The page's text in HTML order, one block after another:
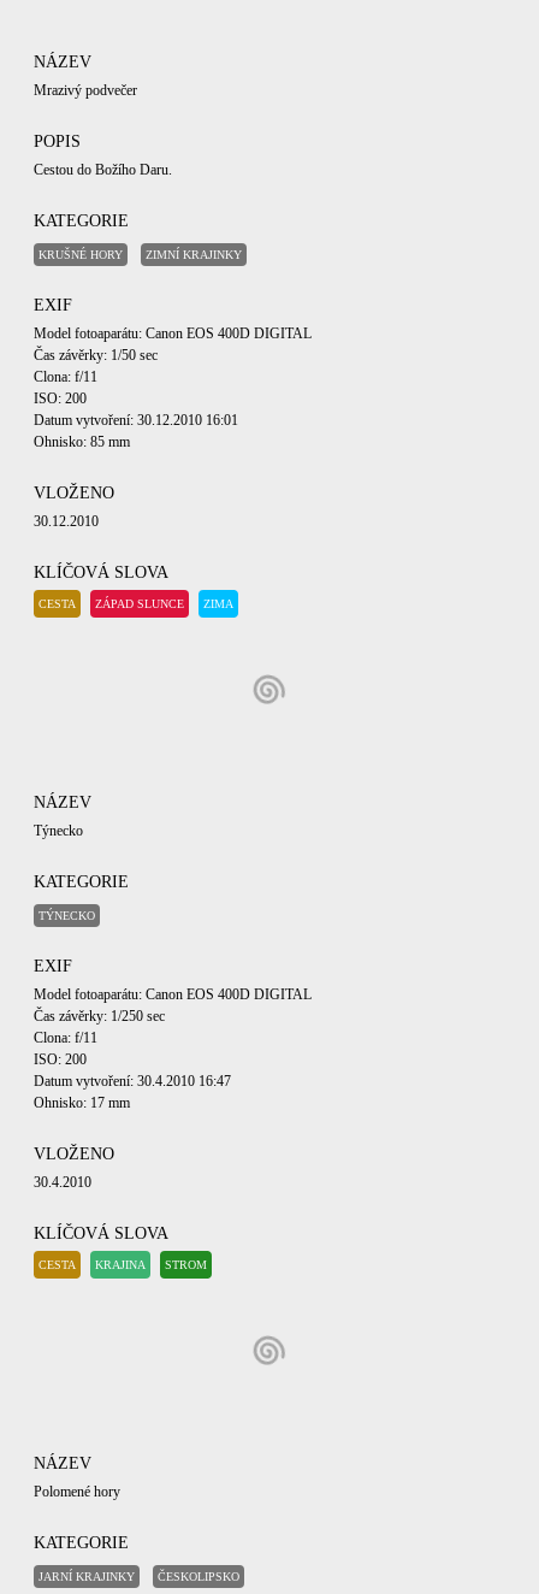
NÁZEV
Mrazivý podvečer
POPIS
Cestou do Božího Daru.
KATEGORIE
KRUŠNÉ HORY ZIMNÍ KRAJINKY
EXIF
Model fotoaparátu: Canon EOS 400D DIGITAL
Čas závěrky: 1/50 sec
Clona: f/11
ISO: 200
Datum vytvoření: 30.12.2010 16:01
Ohnisko: 85 mm
VLOŽENO
30.12.2010
KLÍČOVÁ SLOVA
CESTA ZÁPAD SLUNCE ZIMA
NÁZEV
Týnecko
KATEGORIE
TÝNECKO
EXIF
Model fotoaparátu: Canon EOS 400D DIGITAL
Čas závěrky: 1/250 sec
Clona: f/11
ISO: 200
Datum vytvoření: 30.4.2010 16:47
Ohnisko: 17 mm
VLOŽENO
30.4.2010
KLÍČOVÁ SLOVA
CESTA KRAJINA STROM
NÁZEV
Polomené hory
KATEGORIE
JARNÍ KRAJINKY ČESKOLIPSKO